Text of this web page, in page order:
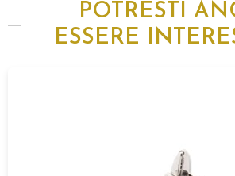
POTRESTI
ESSERE